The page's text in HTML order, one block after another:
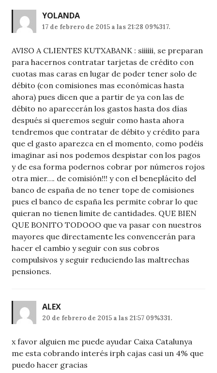
YOLANDA
17 de febrero de 2015 a las 21:28 09%317.
AVISO A CLIENTES KUTXABANK : siiiiii, se preparan
para hacernos contratar tarjetas de crédito con
cuotas mas caras en lugar de poder tener solo de
débito (con comisiones mas económicas hasta
ahora) pues dicen que a partir de ya con las de
débito no aparecerán los gastos hasta dos días
después si queremos seguir como hasta ahora
tendremos que contratar de débito y crédito para
que el gasto aparezca en el momento, como podéis
imaginar así nos podemos despistar con los pagos
y de esa forma podernos cobrar por números rojos
otra mier…. de comisión!!! y con el beneplácito del
banco de españa de no tener tope de comisiones
pues el banco de españa les permite cobrar lo que
quieran no tienen limite de cantidades. QUE BIEN
QUE BONITO TODOOO que va pasar con nuestros
mayores que directamente les convencerán para
hacer el cambio y seguir con sus cobros
compulsivos y seguir reduciendo las maltrechas
pensiones.
ALEX
20 de febrero de 2015 a las 21:57 09%331.
x favor alguien me puede ayudar Caixa Catalunya
me esta cobrando interés irph cajas casi un 4% que
puedo hacer gracias